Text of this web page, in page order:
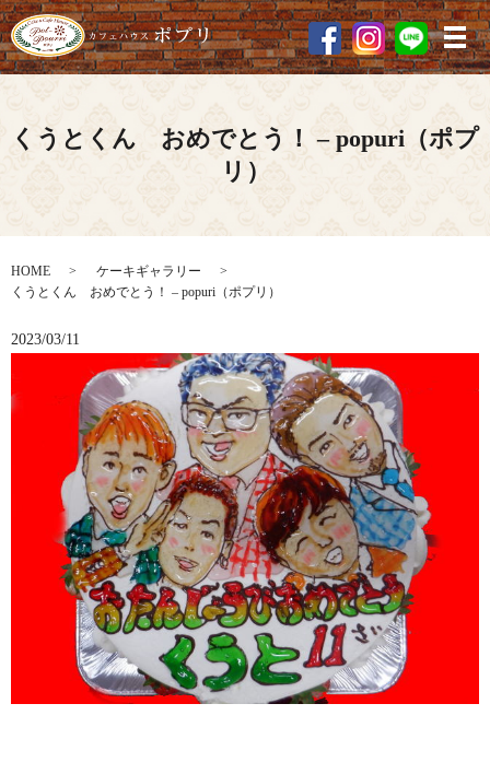
メ
くうとくん おめでとう！ – popuri（ポプ
リ）
HOME
ケーキギャラリー
くうとくん おめでとう！ – popuri（ポプリ）
2023/03/11